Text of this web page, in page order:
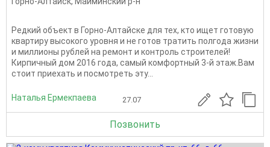
Редкий объект в Горно-Алтайске для тех, кто ищет готовую
квартиру высокого уровня и не готов тратить полгода жизни
и миллионы рублей на ремонт и контроль строителей!
Кирпичный дом 2016 года, самый комфортный 3-й этаж.Вам
стоит приехать и посмотреть эту...
Наталья Ермекпаева 27.07
Позвонить